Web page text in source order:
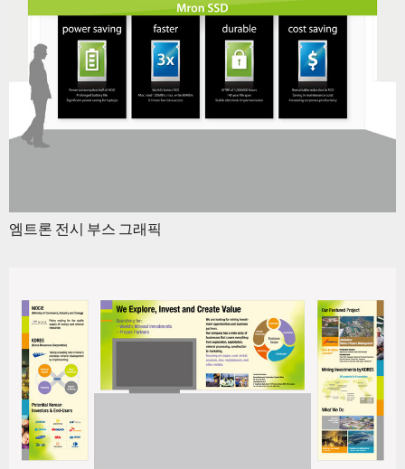
엠트론 전시 부스 그래픽